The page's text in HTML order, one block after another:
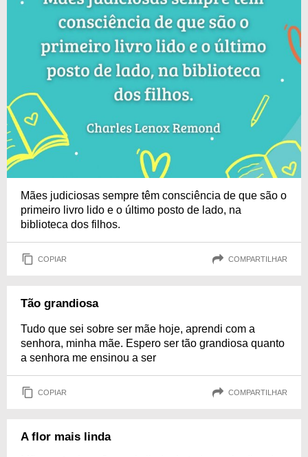
Mães judiciosas sempre têm consciência de que são o
primeiro livro lido e o último posto de lado, na
biblioteca dos filhos.
COPIAR COMPARTILHAR
Tão grandiosa
Tudo que sei sobre ser mãe hoje, aprendi com a
senhora, minha mãe. Espero ser tão grandiosa quanto
a senhora me ensinou a ser
COPIAR COMPARTILHAR
A flor mais linda